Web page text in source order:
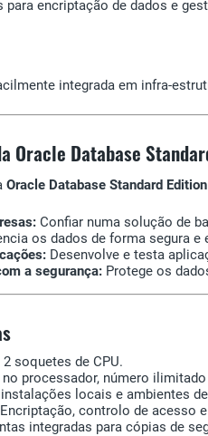
encriptação de dados e
integrada em infra-
Oracle Database
Oracle Database Standard
Confiar numa solução de
os dados de forma segura
Desenvolve e testa
a segurança: Protege os
soquetes de CPU.
no processador, número
locais e ambientes
Encriptação, controlo de acesso
integradas para cópias de